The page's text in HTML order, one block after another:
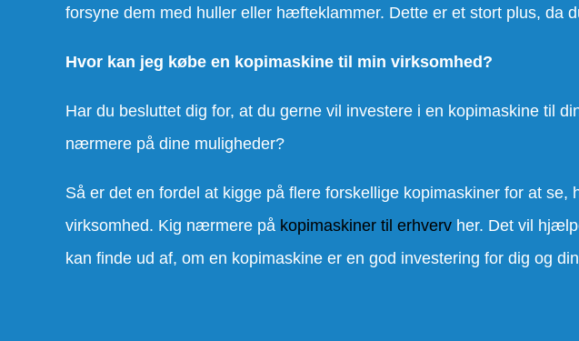
forsyne dem med huller eller hæfteklammer. Dette er et stort plus, da
Hvor kan jeg købe en kopimaskine til min virksomhed?
Har du besluttet dig for, at du gerne vil investere i en kopimaskine til
nærmere på dine muligheder?
Så er det en fordel at kigge på flere forskellige kopimaskiner for at se,
virksomhed. Kig nærmere på kopimaskiner til erhverv her. Det vil
kan finde ud af, om en kopimaskine er en god investering for dig og